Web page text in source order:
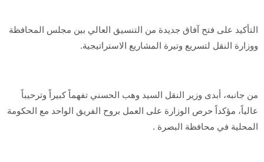
التأكيد على فتح آفاق جديدة من التنسيق العالي بين مجلس المحافظة
ووزارة النقل لتسريع وتيرة المشاريع الاستراتيجية.
​من جانبه، أبدى وزير النقل السيد وهب الحسني تفهماً كبيراً وترحيباً
عالياً، مؤكداً حرص الوزارة على العمل بروح الفريق الواحد مع الحكومة
المحلية في محافظة البصرة .